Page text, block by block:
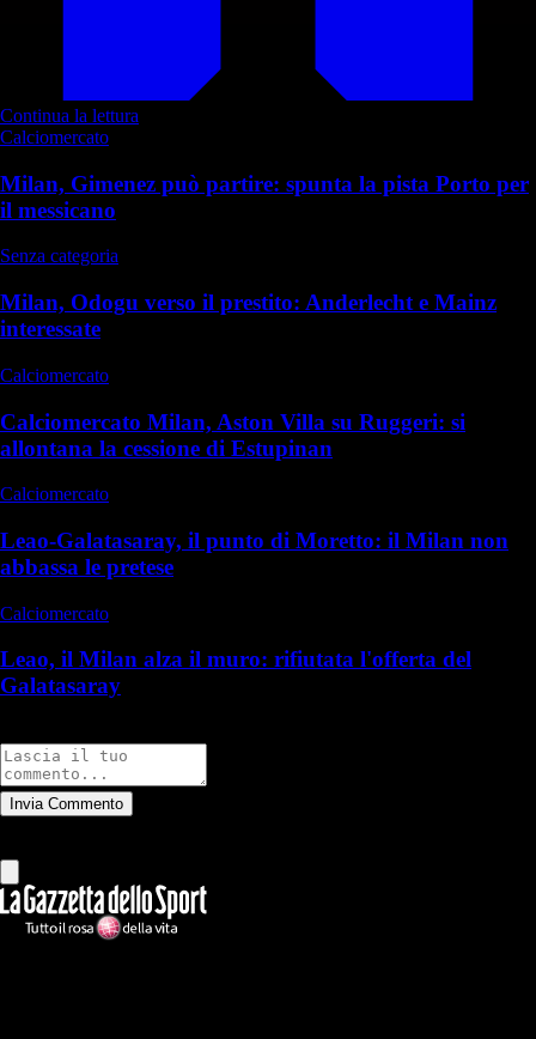
Continua la lettura
Calciomercato
Milan, Gimenez può partire: spunta la pista Porto per
il messicano
Senza categoria
Milan, Odogu verso il prestito: Anderlecht e Mainz
interessate
Calciomercato
Calciomercato Milan, Aston Villa su Ruggeri: si
allontana la cessione di Estupinan
Calciomercato
Leao-Galatasaray, il punto di Moretto: il Milan non
abbassa le pretese
Calciomercato
Leao, il Milan alza il muro: rifiutata l'offerta del
Galatasaray
Invia Commento